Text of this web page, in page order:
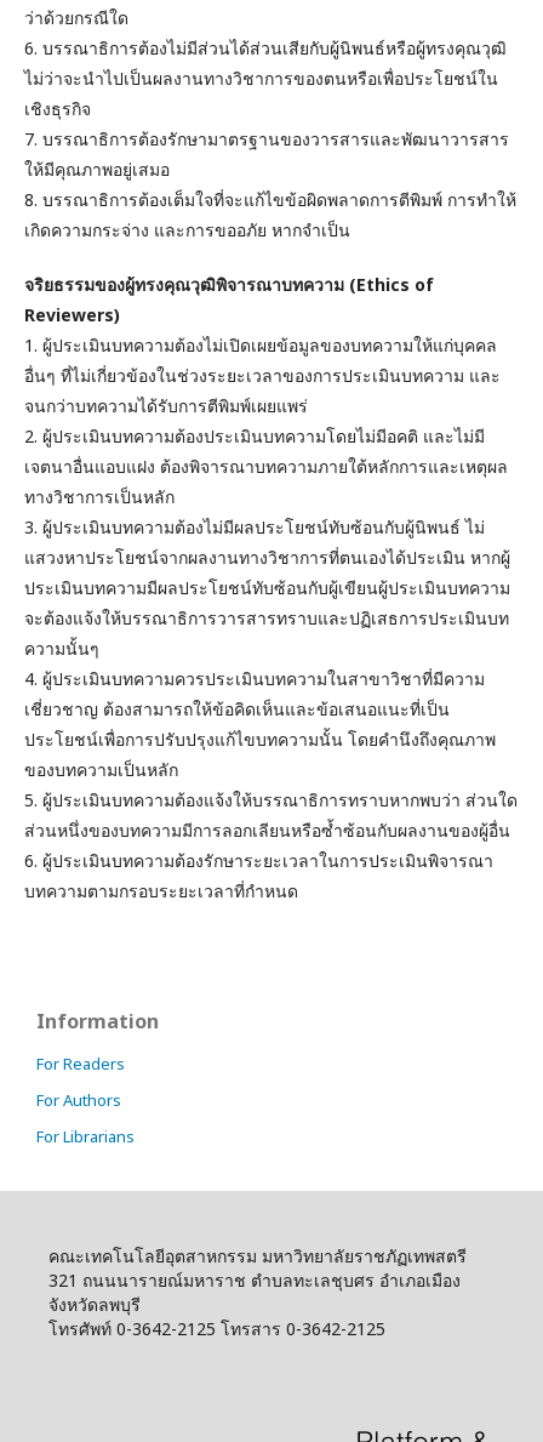
ว่าด้วยกรณีใด
6. บรรณาธิการต้องไม่มีส่วนได้ส่วนเสียกับผู้นิพนธ์หรือผู้ทรงคุณวุฒิ
ไม่ว่าจะนำไปเป็นผลงานทางวิชาการของตนหรือเพื่อประโยชน์ใน
เชิงธุรกิจ
7. บรรณาธิการต้องรักษามาตรฐานของวารสารและพัฒนาวารสาร
ให้มีคุณภาพอยู่เสมอ
8. บรรณาธิการต้องเต็มใจที่จะแก้ไขข้อผิดพลาดการตีพิมพ์ การทำให้
เกิดความกระจ่าง และการขออภัย หากจำเป็น
จริยธรรมของผู้ทรงคุณวุฒิพิจารณาบทความ (Ethics of
Reviewers)
1. ผู้ประเมินบทความต้องไม่เปิดเผยข้อมูลของบทความให้แก่บุคคล
อื่นๆ ที่ไม่เกี่ยวข้องในช่วงระยะเวลาของการประเมินบทความ และ
จนกว่าบทความได้รับการตีพิมพ์เผยแพร่
2. ผู้ประเมินบทความต้องประเมินบทความโดยไม่มีอคติ และไม่มี
เจตนาอื่นแอบแฝง ต้องพิจารณาบทความภายใต้หลักการและเหตุผล
ทางวิชาการเป็นหลัก
3. ผู้ประเมินบทความต้องไม่มีผลประโยชน์ทับซ้อนกับผู้นิพนธ์ ไม่
แสวงหาประโยชน์จากผลงานทางวิชาการที่ตนเองได้ประเมิน หากผู้
ประเมินบทความมีผลประโยชน์ทับซ้อนกับผู้เขียนผู้ประเมินบทความ
จะต้องแจ้งให้บรรณาธิการวารสารทราบและปฏิเสธการประเมินบท
ความนั้นๆ
4. ผู้ประเมินบทความควรประเมินบทความในสาขาวิชาที่มีความ
เชี่ยวชาญ ต้องสามารถให้ข้อคิดเห็นและข้อเสนอแนะที่เป็น
ประโยชน์เพื่อการปรับปรุงแก้ไขบทความนั้น โดยคำนึงถึงคุณภาพ
ของบทความเป็นหลัก
5. ผู้ประเมินบทความต้องแจ้งให้บรรณาธิการทราบหากพบว่า ส่วนใด
ส่วนหนึ่งของบทความมีการลอกเลียนหรือซ้ำซ้อนกับผลงานของผู้อื่น
6. ผู้ประเมินบทความต้องรักษาระยะเวลาในการประเมินพิจารณา
บทความตามกรอบระยะเวลาที่กำหนด
Information
For Readers
For Authors
For Librarians
คณะเทคโนโลยีอุตสาหกรรม มหาวิทยาลัยราชภัฏเทพสตรี
321 ถนนนารายณ์มหาราช ตำบลทะเลชุบศร อำเภอเมือง
จังหวัดลพบุรี
โทรศัพท์ 0-3642-2125 โทรสาร 0-3642-2125